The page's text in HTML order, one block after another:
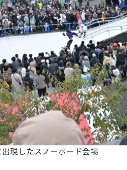
現したスノーボード会場